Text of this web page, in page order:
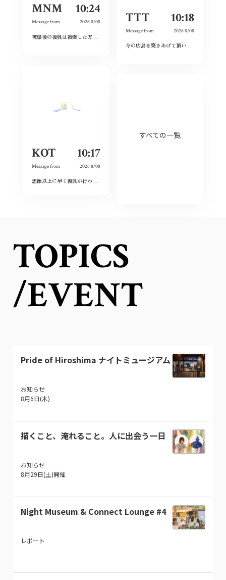
MNM 10:24
Message from 2026 8/08
被爆後の復興は被爆した方たちだけが尽力してくれたのではなく戦前の方たちの工業や文化がもたらしてくれたものだと分かった。今の平和な生活を守っていこうと思う。
TTT 10:18
Message from 2026 8/08
今の広島を築きあげて頂いた先祖に感謝しつつ、僕達若い世代でこの広島を継承していきたいと、強く思いました。
KOT 10:17
Message from 2026 8/08
想像以上に早く復興が行われており、その意識の高さに感動しました。私も平和をこれからも当たり前にするために出来ることをしていこうと思います。
すべての一覧
TOPICS
/EVENT
Pride of Hiroshima ナイトミュージアム
お知らせ
8月6日(木)
描くこと、淹れること。人に出会う一日
お知らせ
8月29日(土)開催
Night Museum & Connect Lounge #4
レポート